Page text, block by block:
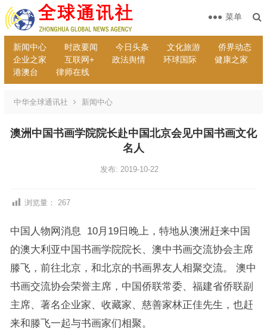
新闻中心 时政要闻 今日头条 文化旅游
侨界动态
企业之家
互联网+ 政法舆情 环球国际
健康之家
港澳台
律师在线
菜单
中华全球通讯社 新闻中心
澳洲中国书画学院院长赴中国北京会见中国书画文化
名人
发布: 2019-10-22
浏览量： 267
中国人物网消息 10月19日晚上，特地从澳洲赶来中国
的澳大利亚中国书画学院院长、澳中书画交流协会主席
滕飞，前往北京，和北京的书画界友人相聚交流。 澳中
书画交流协会荣誉主席，中国侨联常委、福建省侨联副
主席、著名企业家、收藏家、慈善家林正佳先生，也赶
来和滕飞一起与书画家们相聚。